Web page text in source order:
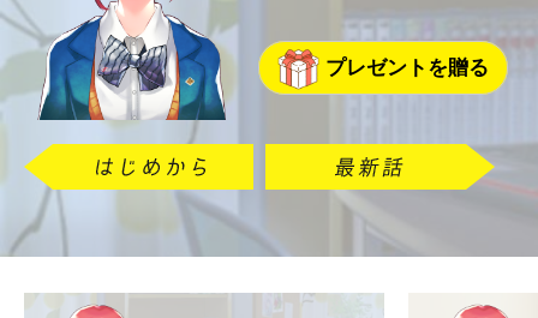
プレゼントを贈る